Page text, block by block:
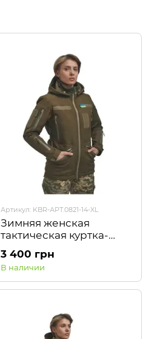
Артикул: KBR-АРТ.0821-14-XL
Зимняя женская
тактическая куртка-
трансформер FS Soft
Shell 2в1 Хаки Kiborg
3 400 грн
В наличии